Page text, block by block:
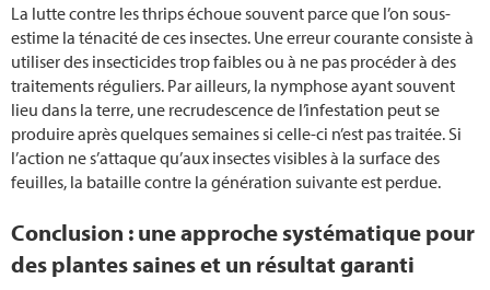
La lutte contre les thrips échoue souvent parce que l’on sous-
estime la ténacité de ces insectes. Une erreur courante consiste à
utiliser des insecticides trop faibles ou à ne pas procéder à des
traitements réguliers. Par ailleurs, la nymphose ayant souvent
lieu dans la terre, une recrudescence de l’infestation peut se
produire après quelques semaines si celle-ci n’est pas traitée. Si
l’action ne s’attaque qu’aux insectes visibles à la surface des
feuilles, la bataille contre la génération suivante est perdue.
Conclusion : une approche systématique pour
des plantes saines et un résultat garanti